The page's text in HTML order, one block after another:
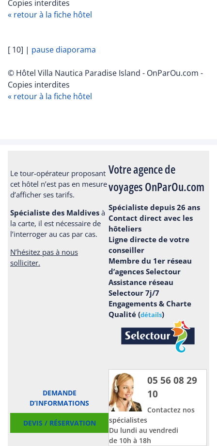
Copies interdites
« retour à la fiche hôtel
[ 10] | pause diaporama
© Hôtel Villa Nautica Paradise Island - OnParOu.com -
Copies interdites
« retour à la fiche hôtel
Le tour-opérateur proposant
cet hôtel n’est pas en mesure
d’afficher ses tarifs.
Spécialiste des Maldives à
la carte, il est nécessaire de
l’interroger au cas par cas.
N’hésitez pas à nous
solliciter.
Votre agence de
voyages OnParOu.com
Spécialiste depuis 26 ans
Contact direct avec les
hôteliers
Ligne directe de votre
conseiller
Membre du 1er réseau
d’agences Selectour
Assistance réseau
Selectour 7j/7
Engagements & Charte
Qualité (détails)
DEMANDE
D’INFORMATIONS
DEVIS / RÉSERVATION
05 56 08 29
10
Contactez nos
spécialistes
Du lundi au vendredi
de 10h à 18h